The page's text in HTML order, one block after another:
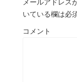
メールアドレス
いている欄は必
コメント